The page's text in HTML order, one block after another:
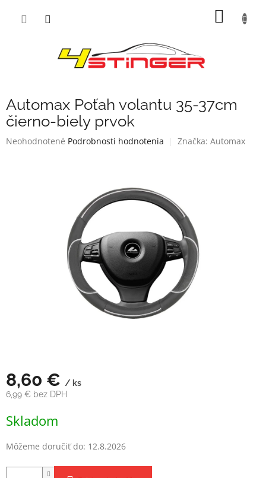
Automax Poťah volantu 35-37cm
čierno-biely prvok
Priemerné
Neohodnotené Podrobnosti hodnotenia Značka: Automax
8,60 € / ks
6,99 € bez DPH
cena:
Skladom
Môžeme doručiť do: 12.8.2026